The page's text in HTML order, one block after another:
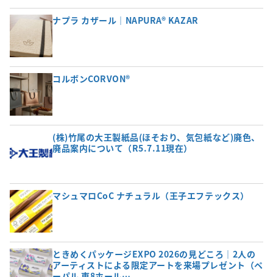
ナプラ カザール｜NAPURA® KAZAR
コルボンCORVON®
(株)竹尾の大王製紙品(ほそおり、気包紙など)廃色、
廃品案内について（R5.7.11現在）
マシュマロCoC ナチュラル（王子エフテックス）
ときめくパッケージEXPO 2026の見どころ｜2人の
アーティストによる限定アートを来場プレゼント（ペ